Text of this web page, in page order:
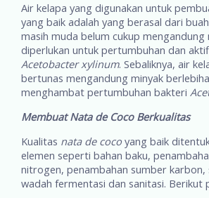
Air kelapa yang digunakan untuk
yang baik adalah yang berasal dari
masih muda belum cukup mengandung
diperlukan untuk pertumbuhan dan
Acetobacter xylinum. Sebaliknya, air
bertunas mengandung minyak
menghambat pertumbuhan bakteri
Membuat Nata de Coco Berkualitas
Kualitas nata de coco yang baik
elemen seperti bahan baku,
nitrogen, penambahan sumber
wadah fermentasi dan sanitasi. Berikut